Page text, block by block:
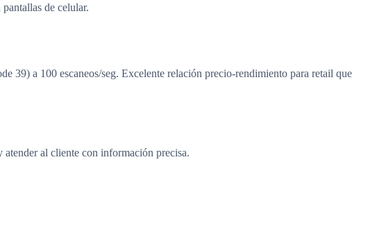
de celular.
39) a 100 escaneos/seg. Excelente relación precio-rendimiento para retail que
al cliente con información precisa.